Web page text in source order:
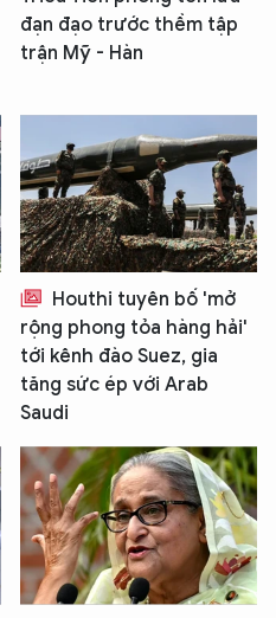
đạn đạo trước thềm tập
trận Mỹ - Hàn
Houthi tuyên bố 'mở
rộng phong tỏa hàng hải'
tới kênh đào Suez, gia
tăng sức ép với Arab
Saudi